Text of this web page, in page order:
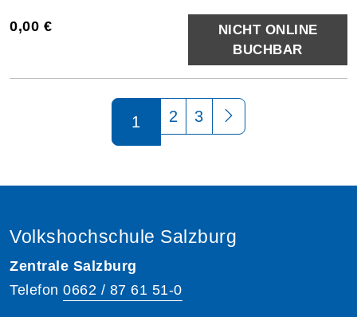
0,00 €
NICHT ONLINE
BUCHBAR
1 2 3
Volkshochschule Salzburg
Zentrale Salzburg
Telefon 0662 / 87 61 51-0